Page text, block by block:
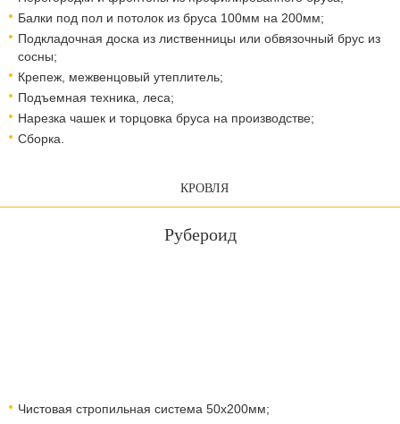
Балки под пол и потолок из бруса 100мм на 200мм;
Подкладочная доска из лиственницы или обвязочный брус из
сосны;
Крепеж, межвенцовый утеплитель;
Подъемная техника, леса;
Нарезка чашек и торцовка бруса на производстве;
Сборка.
КРОВЛЯ
Рубероид
Чистовая стропильная система 50х200мм;